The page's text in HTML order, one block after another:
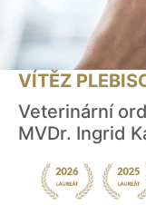
VÍTĚZ
Veterinární
MVDr. Ingrid